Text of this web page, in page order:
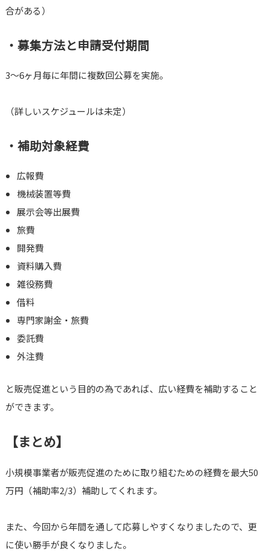
合がある）
・募集方法と申請受付期間
3～6ヶ月毎に年間に複数回公募を実施。
（詳しいスケジュールは未定）
・補助対象経費
広報費
機械装置等費
展示会等出展費
旅費
開発費
資料購入費
雑役務費
借料
専門家謝金・旅費
委託費
外注費
と販売促進という目的の為であれば、広い経費を補助すること
ができます。
【まとめ】
小規模事業者が販売促進のために取り組むための経費を最大50
万円（補助率2/3）補助してくれます。
また、今回から年間を通して応募しやすくなりましたので、更
に使い勝手が良くなりました。